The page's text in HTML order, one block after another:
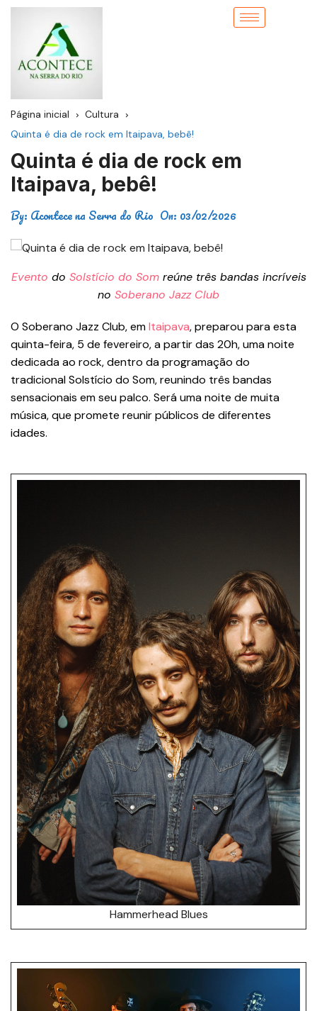
Página inicial
Cultura
Quinta é dia de rock em Itaipava, bebê!
Quinta é dia de rock em
Itaipava, bebê!
By: Acontece na Serra do Rio On: 03/02/2026
Evento do Solstício do Somreúne três bandas incríveis
no Soberano Jazz Club
O Soberano Jazz Club, emItaipava, preparou para esta
quinta-feira, 5 de fevereiro, a partir das 20h, uma noite
dedicada ao rock, dentro da programação do
tradicional Solstício do Som, reunindo três bandas
sensacionais em seu palco. Será uma noite de muita
música, que promete reunir públicos de diferentes
idades.
Hammerhead Blues